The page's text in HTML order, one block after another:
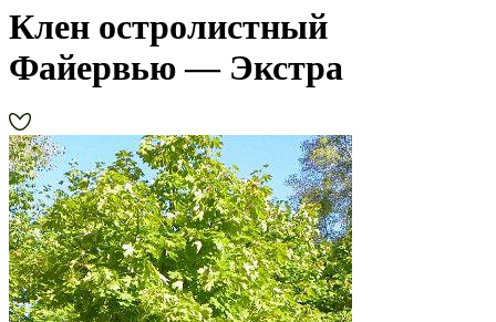
Клен остролистный
Файервью — Экстра